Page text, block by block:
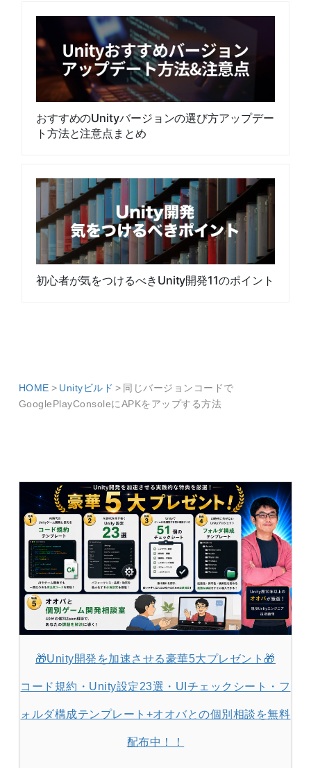
おすすめのUnityバージョンの選び方アップデー
ト方法と注意点まとめ
初心者が気をつけるべきUnity開発11のポイント
HOME Unityビルド
同じバージョンコードで
GooglePlayConsoleにAPKをアップする方法
🎁Unity開発を加速させる豪華5大プレゼント🎁
コード規約・Unity設定23選・UIチェックシート・フ
ォルダ構成テンプレート+オオバとの個別相談を無料
配布中！！